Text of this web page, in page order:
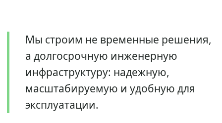
Мы строим не временные решения,
а долгосрочную инженерную
инфраструктуру: надежную,
масштабируемую и удобную для
эксплуатации.